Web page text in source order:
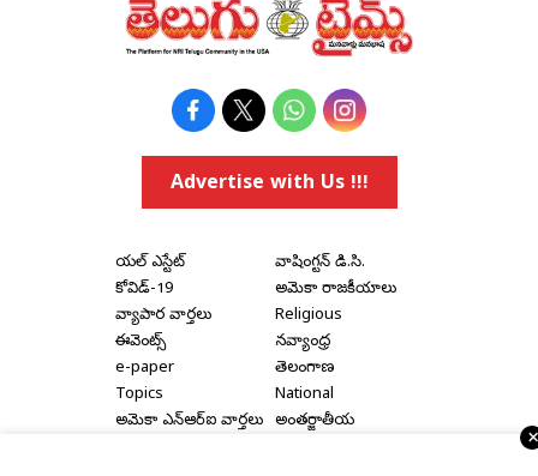
Advertise with Us !!!
రియల్ ఎస్టేట్
కోవిడ్-19
వ్యాపార వార్తలు
ఈవెంట్స్
e-paper
Topics
అమెరికా ఎన్‌ఆర్‌ఐ వార్తలు
వాషింగ్టన్ డి.సి.
అమెరికా రాజకీయాలు
Religious
నవ్యాంధ్ర
తెలంగాణ
National
అంతర్జాతీయ